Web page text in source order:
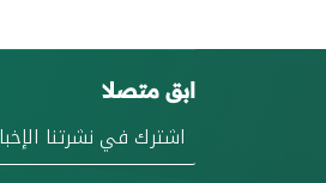
ابق متصلا